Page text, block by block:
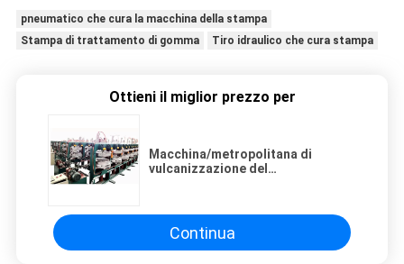
pneumatico che cura la macchina della stampa
Stampa di trattamento di gomma
Tiro idraulico che cura stampa
Ottieni il miglior prezzo per
Macchina/metropolitana di
vulcanizzazione del
gomma interna di alta qualità che
cura stampa a Thiland
Continua